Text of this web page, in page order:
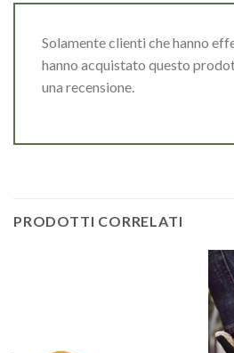
Solamente clienti che hanno
hanno acquistato questo
una recensione.
PRODOTTI CORRELATI